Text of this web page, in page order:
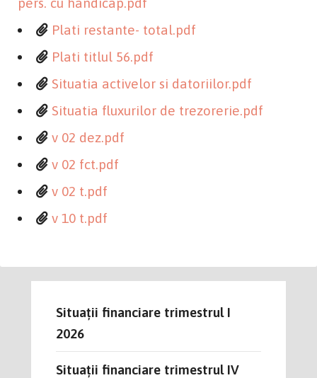
Plati restante- total.pdf
Plati titlul 56.pdf
Situatia activelor si datoriilor.pdf
Situatia fluxurilor de trezorerie.pdf
v 02 dez.pdf
v 02 fct.pdf
v 02 t.pdf
v 10 t.pdf
Situații financiare trimestrul I
2026
Situații financiare trimestrul IV